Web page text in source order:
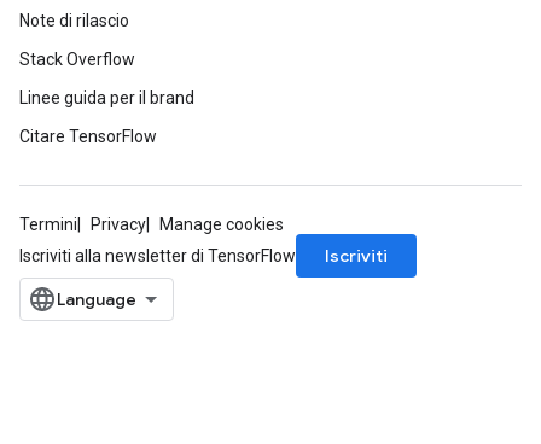
Note di rilascio
Stack Overflow
Linee guida per il brand
Citare TensorFlow
Termini Privacy
Manage cookies
Iscriviti alla newsletter di TensorFlow
Iscriviti